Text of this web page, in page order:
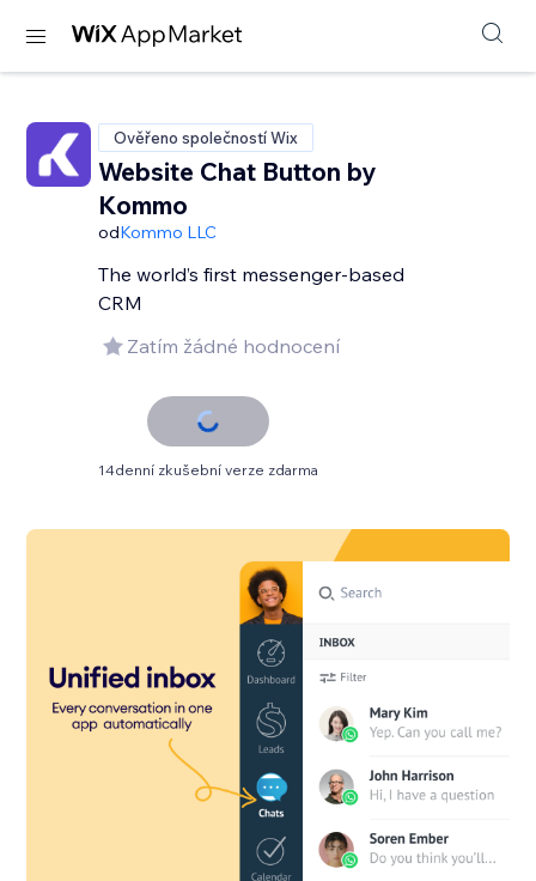
Ověřeno společností Wix
Website Chat Button by
Kommo
odKommo LLC
The world’s first messenger-based
CRM
Zatím žádné hodnocení
14denní zkušební verze zdarma